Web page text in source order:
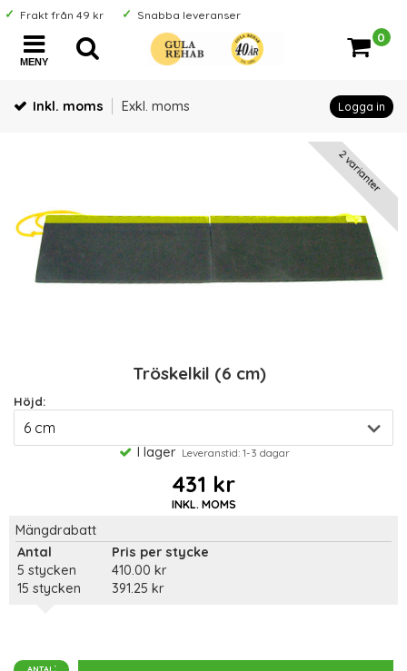
Frakt från 49 kr Snabba leveranser
MENY
0
Inkl. moms Exkl. moms Logga in
2 varianter
Tröskelkil (6 cm)
Höjd:
I lager Leveranstid: 1-3 dagar
431 kr
INKL. MOMS
Mängdrabatt
Antal
Pris per stycke
5 stycken
410.00 kr
15 stycken
391.25 kr
antal: